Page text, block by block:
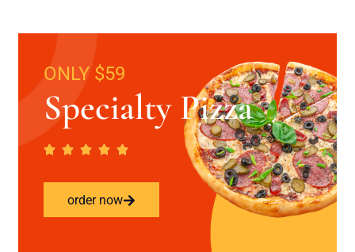
ONLY $59
Specialty Pizza
order now